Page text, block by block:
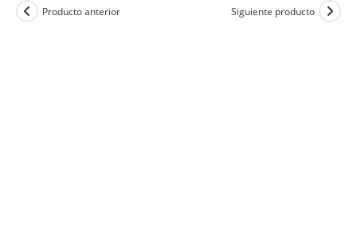
Producto anterior Siguiente producto